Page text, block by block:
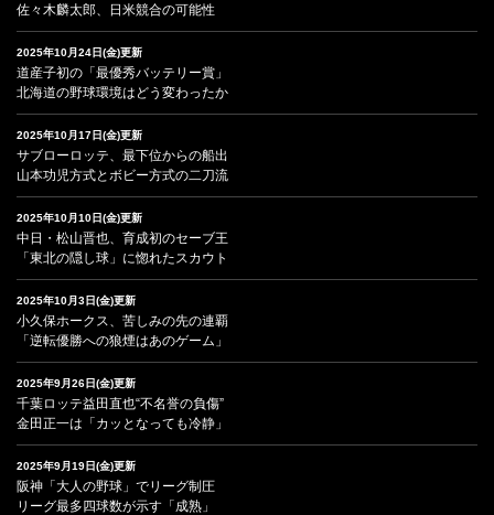
佐々木麟太郎、日米競合の可能性
2025年10月24日(金)更新
道産子初の「最優秀バッテリー賞」
北海道の野球環境はどう変わったか
2025年10月17日(金)更新
サブローロッテ、最下位からの船出
山本功児方式とボビー方式の二刀流
2025年10月10日(金)更新
中日・松山晋也、育成初のセーブ王
「東北の隠し球」に惚れたスカウト
2025年10月3日(金)更新
小久保ホークス、苦しみの先の連覇
「逆転優勝への狼煙はあのゲーム」
2025年9月26日(金)更新
千葉ロッテ益田直也“不名誉の負傷”
金田正一は「カッとなっても冷静」
2025年9月19日(金)更新
阪神「大人の野球」でリーグ制圧
リーグ最多四球数が示す「成熟」